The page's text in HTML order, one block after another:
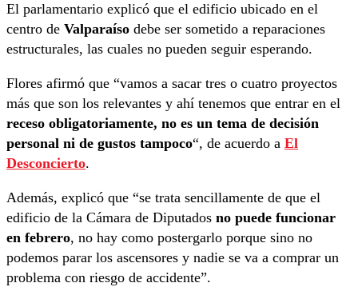
El parlamentario explicó que el edificio ubicado en el
centro de Valparaíso debe ser sometido a reparaciones
estructurales, las cuales no pueden seguir esperando.
Flores afirmó que “vamos a sacar tres o cuatro proyectos
más que son los relevantes y ahí tenemos que entrar en el
receso obligatoriamente, no es un tema de decisión
personal ni de gustos tampoco“, de acuerdo a El
Desconcierto.
Además, explicó que “se trata sencillamente de que el
edificio de la Cámara de Diputados no puede funcionar
en febrero, no hay como postergarlo porque sino no
podemos parar los ascensores y nadie se va a comprar un
problema con riesgo de accidente”.